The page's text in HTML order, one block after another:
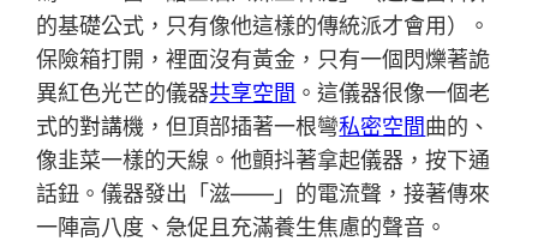
的基礎公式，只有像他這樣的傳統派才會用）。
保險箱打開，裡面沒有黃金，只有一個閃爍著詭
異紅色光芒的儀器共享空間 。這儀器很像一個老
式的對講機，但頂部插著一根彎私密空間曲的、
像韭菜一樣的天線。他顫抖著拿起儀器，按下通
話鈕。儀器發出「滋——」的電流聲，接著傳來
一陣高八度、急促且充滿養生焦慮的聲音。